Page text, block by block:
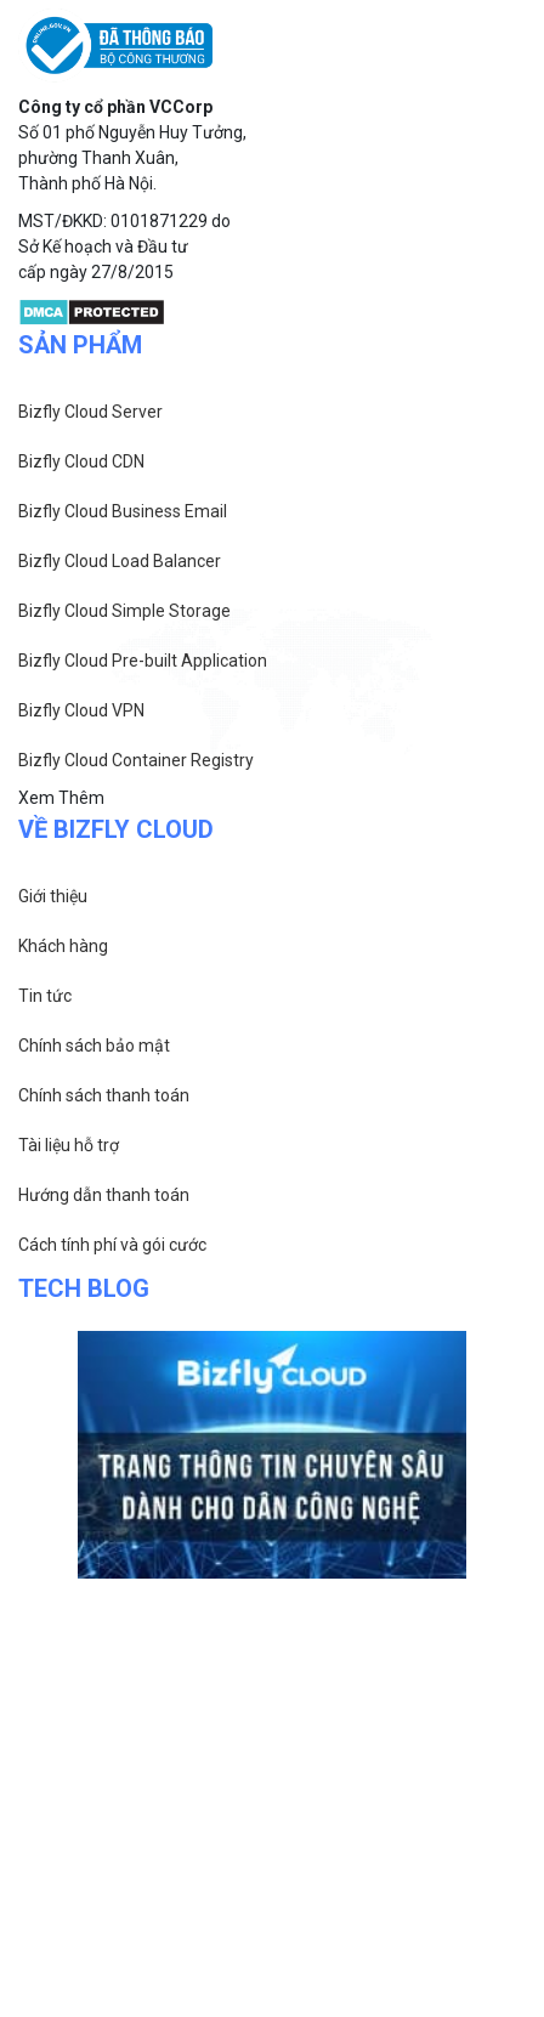
Công ty cổ phần VCCorp
Số 01 phố Nguyễn Huy Tưởng,
phường Thanh Xuân,
Thành phố Hà Nội.
MST/ĐKKD: 0101871229 do
Sở Kế hoạch và Đầu tư
cấp ngày 27/8/2015
SẢN PHẨM
Bizfly Cloud Server
Bizfly Cloud CDN
Bizfly Cloud Business Email
Bizfly Cloud Load Balancer
Bizfly Cloud Simple Storage
Bizfly Cloud Pre-built Application
Bizfly Cloud VPN
Bizfly Cloud Container Registry
Xem Thêm
VỀ BIZFLY CLOUD
Giới thiệu
Khách hàng
Tin tức
Chính sách bảo mật
Chính sách thanh toán
Tài liệu hỗ trợ
Hướng dẫn thanh toán
Cách tính phí và gói cước
TECH BLOG